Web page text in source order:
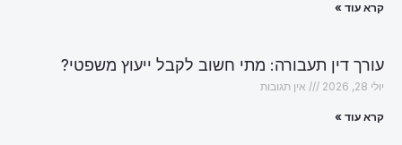
קרא עוד »
עורך דין תעבורה: מתי חשוב לקבל ייעוץ משפטי?
יולי 28, 2026 אין תגובות
קרא עוד »